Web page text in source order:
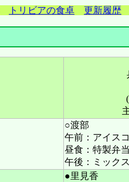
トリビアの食卓 更新履歴
○渡部
午前：アイス
昼食：特製弁当
午後：ミック
●里見香